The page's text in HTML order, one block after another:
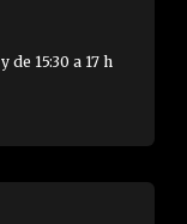
15:30 a 17 h